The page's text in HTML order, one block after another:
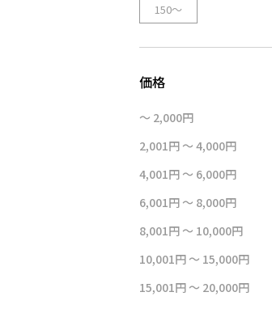
150～
～ 2,000円
2,001円 ～ 4,000円
4,001円 ～ 6,000円
6,001円 ～ 8,000円
8,001円 ～ 10,000円
10,001円 ～ 15,000円
15,001円 ～ 20,000円